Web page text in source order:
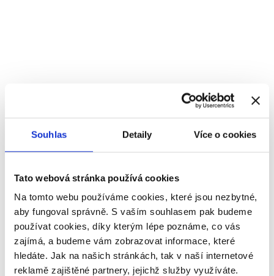
Souhlas Detaily Více o cookies
Tato webová stránka používá cookies
Na tomto webu používáme cookies, které jsou nezbytné,
aby fungoval správně. S vaším souhlasem pak budeme
používat cookies, díky kterým lépe poznáme, co vás
zajímá, a budeme vám zobrazovat informace, které
hledáte. Jak na našich stránkách, tak v naší internetové
reklamě zajištěné partnery, jejichž služby využíváte.